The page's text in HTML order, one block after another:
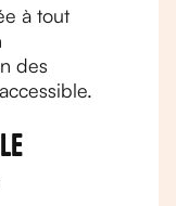
à tout
des